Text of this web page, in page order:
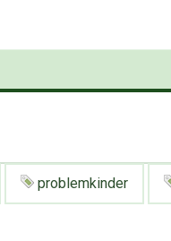
problemkinder